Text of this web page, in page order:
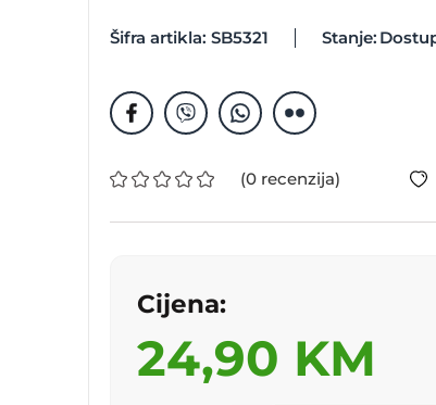
Šifra artikla: SB5321 Stanje:
(0 recenzija)
Cijena:
24,90 KM